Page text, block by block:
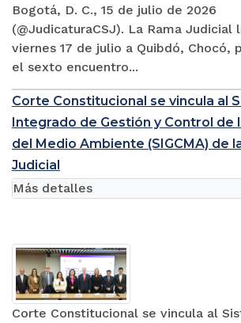
Bogotá, D. C., 15 de julio de 2026
(@JudicaturaCSJ). La Rama Judicial
viernes 17 de julio a Quibdó, Chocó,
el sexto encuentro...
Corte Constitucional se vincula al
Integrado de Gestión y Control de
del Medio Ambiente (SIGCMA) de
Judicial
Corte Constitucional se vincula al
Más detalles